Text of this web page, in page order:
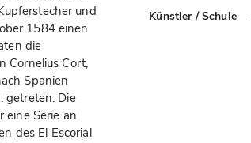
und
1584 einen
die
Cornelius Cort,
Spanien
getreten. Die
eine Serie an
des El Escorial
Künstler / Schule